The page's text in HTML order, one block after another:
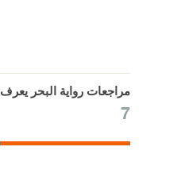
مراجعات رواية البحر يعرف
7